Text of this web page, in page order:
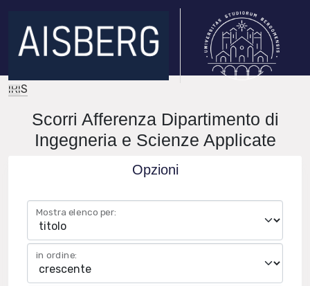
IRIS
Scorri Afferenza Dipartimento di
Ingegneria e Scienze Applicate
Opzioni
Mostra elenco per:
in ordine: